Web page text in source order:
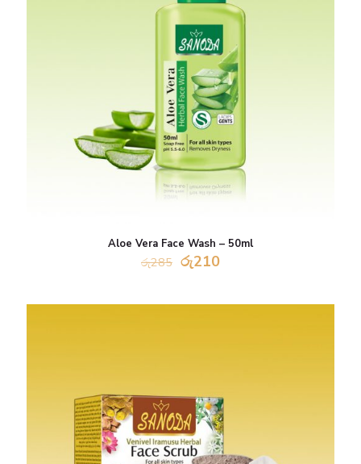
Aloe Vera Face Wash – 50ml
රු285 Original
රු285.
රු210Current
රු210.